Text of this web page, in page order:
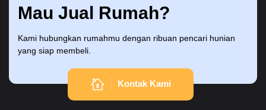
Mau Jual Rumah?
Kami hubungkan rumahmu dengan ribuan pencari hunian
yang siap membeli.
Kontak Kami